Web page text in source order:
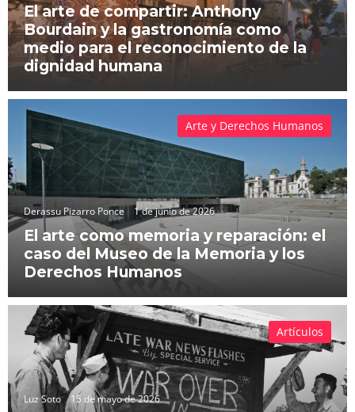
El arte de compartir: Anthony
Bourdain y la gastronomía como
medio para el reconocimiento de la
dignidad humana
Derassu Pizarro Ponce 1 de junio de 2026
El arte como memoria y reparación: el
caso del Museo de la Memoria y los
Derechos Humanos
Arte y Derechos Humanos
Luz Soto 15 de mayo de 2026
Artículos